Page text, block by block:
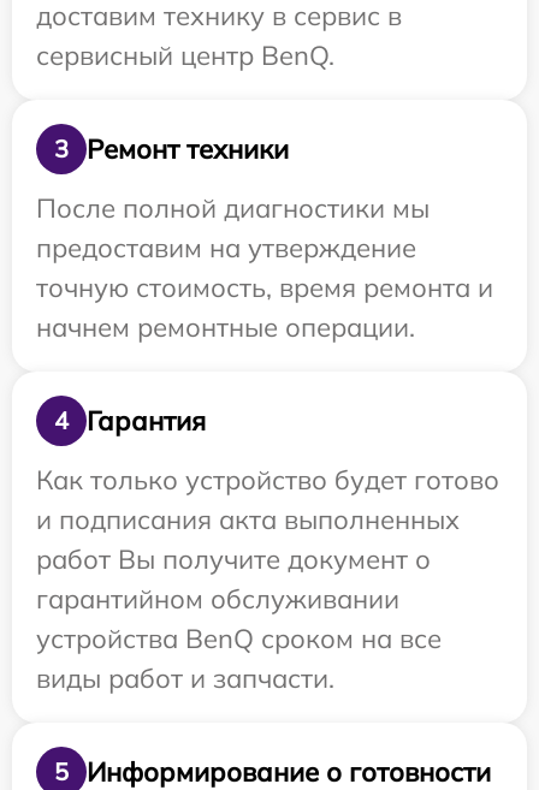
доставим технику в сервис в
сервисный центр BenQ.
3
Ремонт техники
После полной диагностики мы
предоставим на утверждение
точную стоимость, время ремонта и
начнем ремонтные операции.
4
Гарантия
Как только устройство будет готово
и подписания акта выполненных
работ Вы получите документ о
гарантийном обслуживании
устройства BenQ сроком на все
виды работ и запчасти.
5
Информирование о готовности